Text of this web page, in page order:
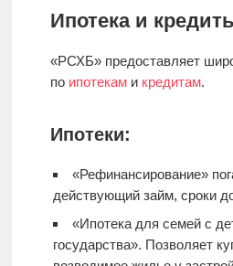
Ипотека и
«РСХБ» предоставляет
по ипотеками кредитам.
Ипотеки:
«Рефинансирование»
действующий займ, сроки
«Ипотека для семей с
государства». Позволяет